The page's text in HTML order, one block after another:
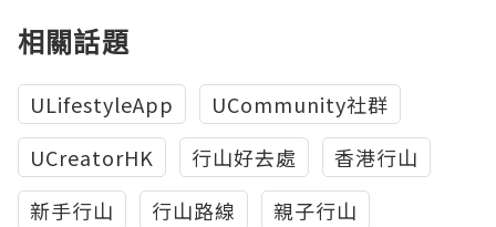
相關話題
ULifestyleApp
UCommunity社群
UCreatorHK
行山好去處
香港行山
新手行山
行山路線
親子行山